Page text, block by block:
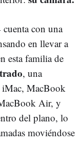
con una
en llevar a
esta familia de
, una
iMac, MacBook
Air, y
del plano, lo
moviéndose